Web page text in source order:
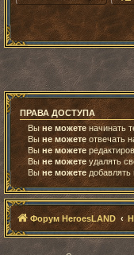
ПРАВА ДОСТУПА
Выне можете начинать
Вы не можете отвечать
Вы не можете
Выне можете удалять
Выне можете
Форум HeroesLAND